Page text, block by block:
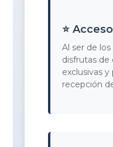
⭐
Al ser de
disfrutas de
exclusivas y
recepción